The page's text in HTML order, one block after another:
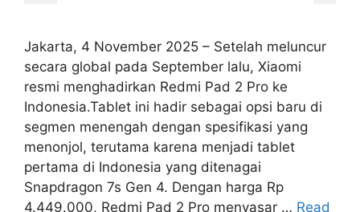
Jakarta, 4 November 2025 – Setelah meluncur
secara global pada September lalu, Xiaomi
resmi menghadirkan Redmi Pad 2 Pro ke
Indonesia.Tablet ini hadir sebagai opsi baru di
segmen menengah dengan spesifikasi yang
menonjol, terutama karena menjadi tablet
pertama di Indonesia yang ditenagai
Snapdragon 7s Gen 4. Dengan harga Rp
4.449.000, Redmi Pad 2 Pro menyasar … Read